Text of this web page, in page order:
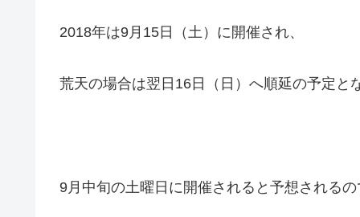
2018年は9月15日（土）に開催され、
荒天の場合は翌日16日（日）へ順延の予定と
9月中旬の土曜日に開催されると予想されるの